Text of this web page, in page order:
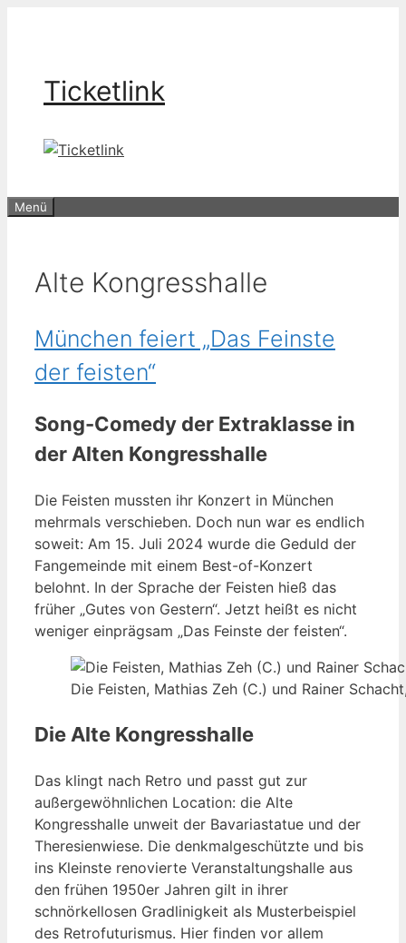
Ticketlink
Menü
Alte Kongresshalle
München feiert „Das Feinste
der feisten“
Song-Comedy der Extraklasse in
der Alten Kongresshalle
Die Feisten mussten ihr Konzert in München
mehrmals verschieben. Doch nun war es endlich
soweit: Am 15. Juli 2024 wurde die Geduld der
Fangemeinde mit einem Best-of-Konzert
belohnt. In der Sprache der Feisten hieß das
früher „Gutes von Gestern“. Jetzt heißt es nicht
weniger einprägsam „Das Feinste der feisten“.
Die Feisten, Mathias Zeh (C.) und Rainer
Die Alte Kongresshalle
Das klingt nach Retro und passt gut zur
außergewöhnlichen Location: die Alte
Kongresshalle unweit der Bavariastatue und der
Theresienwiese. Die denkmalgeschützte und bis
ins Kleinste renovierte Veranstaltungshalle aus
den frühen 1950er Jahren gilt in ihrer
schnörkellosen Gradlinigkeit als Musterbeispiel
des Retrofuturismus. Hier finden vor allem